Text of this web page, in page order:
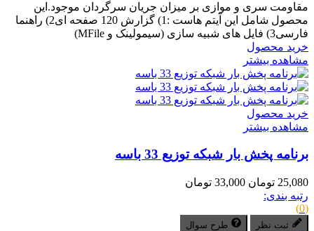
مقاومت سری و موازی بر میزان جریان سرگردان موجود.این
محصول شامل این آیتم هاست :1) گزارش 120 صفحه ای2) راهنما
فارسی3) فایل های شبیه سازی (سیمولینک و MFile)
خرید محصول
مشاهده بیشتر
خرید محصول
مشاهده بیشتر
برنامه پخش بار شبکه توزیع 33 باسه
25,080 تومان
33,000 تومان
رتبه بندی:
(0)
ثبت نظر طرح سوال